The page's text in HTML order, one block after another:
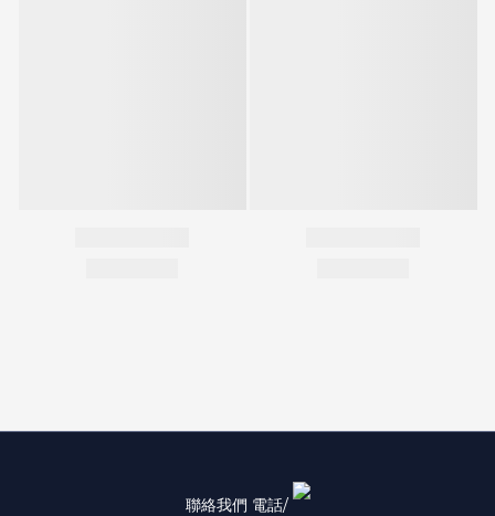
聯絡我們 電話/